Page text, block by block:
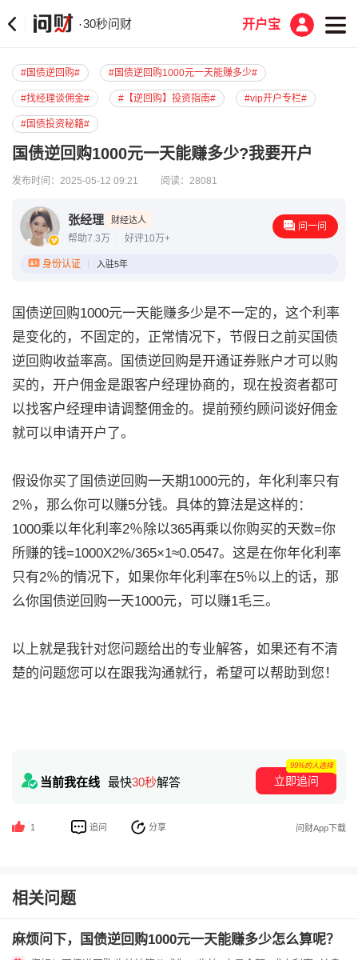
·30秒问财 开户宝
#国债逆回购# #国债逆回购1000元一天能赚多少#
#找经理谈佣金# #【逆回购】投资指南# #vip开户专栏#
#国债投资秘籍#
国债逆回购1000元一天能赚多少?我要开户
发布时间：2025-05-12 09:21 阅读：28081
张经理 财经达人
帮助7.3万 好评10万+
问一问
身份认证 入驻5年
国债逆回购1000元一天能赚多少是不一定的，这个利率
是变化的，不固定的，正常情况下，节假日之前买国债
逆回购收益率高。国债逆回购是开通证券账户才可以购
买的，开户佣金是跟客户经理协商的，现在投资者都可
以找客户经理申请调整佣金的。提前预约顾问谈好佣金
就可以申请开户了。
假设你买了国债逆回购一天期1000元的，年化利率只有
2％，那么你可以赚5分钱。具体的算法是这样的：
1000乘以年化利率2％除以365再乘以你购买的天数=你
所赚的钱=1000X2%/365×1≈0.0547。这是在你年化利率
只有2％的情况下，如果你年化利率在5％以上的话，那
么你国债逆回购一天1000元，可以赚1毛三。
以上就是我针对您问题给出的专业解答，如果还有不清
楚的问题您可以在跟我沟通就行，希望可以帮助到您！
当前我在线 最快30秒解答 立即追问
99%的人选择
1 追问 分享 问财App下载
相关问题
麻烦问下，国债逆回购1000元一天能赚多少怎么算呢？